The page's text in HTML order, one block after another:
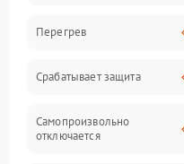
Перегрев
Срабатывает защита
Самопроизвольно
отключается